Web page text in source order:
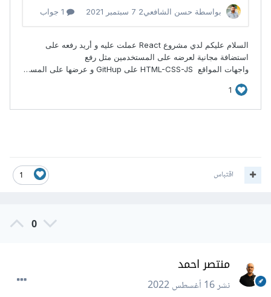
1 اقتباس
0
منتصر احمد
نشر16 أغسطس 2022